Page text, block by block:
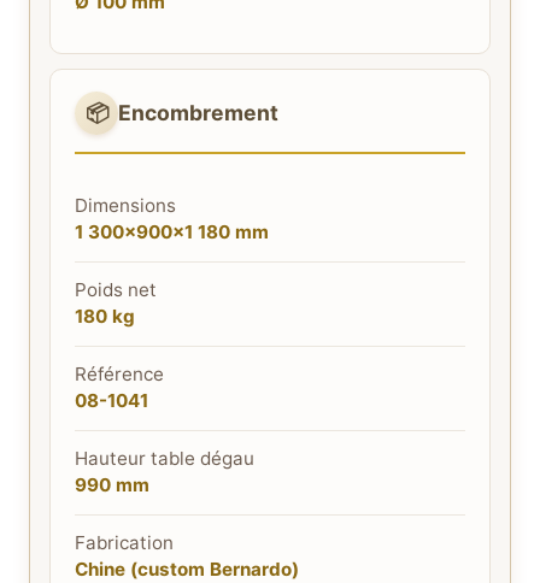
📦 Encombrement
Dimensions
1 300×900×1 180 mm
Poids net
180 kg
Référence
08-1041
Hauteur table dégau
990 mm
Fabrication
Chine (custom Bernardo)